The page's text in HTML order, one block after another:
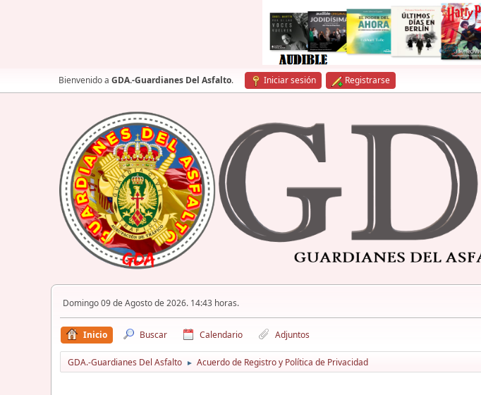
Bienvenido a GDA.-Guardianes Del Asfalto. Iniciar sesión Registrarse
Domingo 09 de Agosto de 2026. 14:43 horas.
Inicio Buscar Calendario Adjuntos
GDA.-Guardianes Del Asfalto ► Acuerdo de Registro y Política de Privacidad